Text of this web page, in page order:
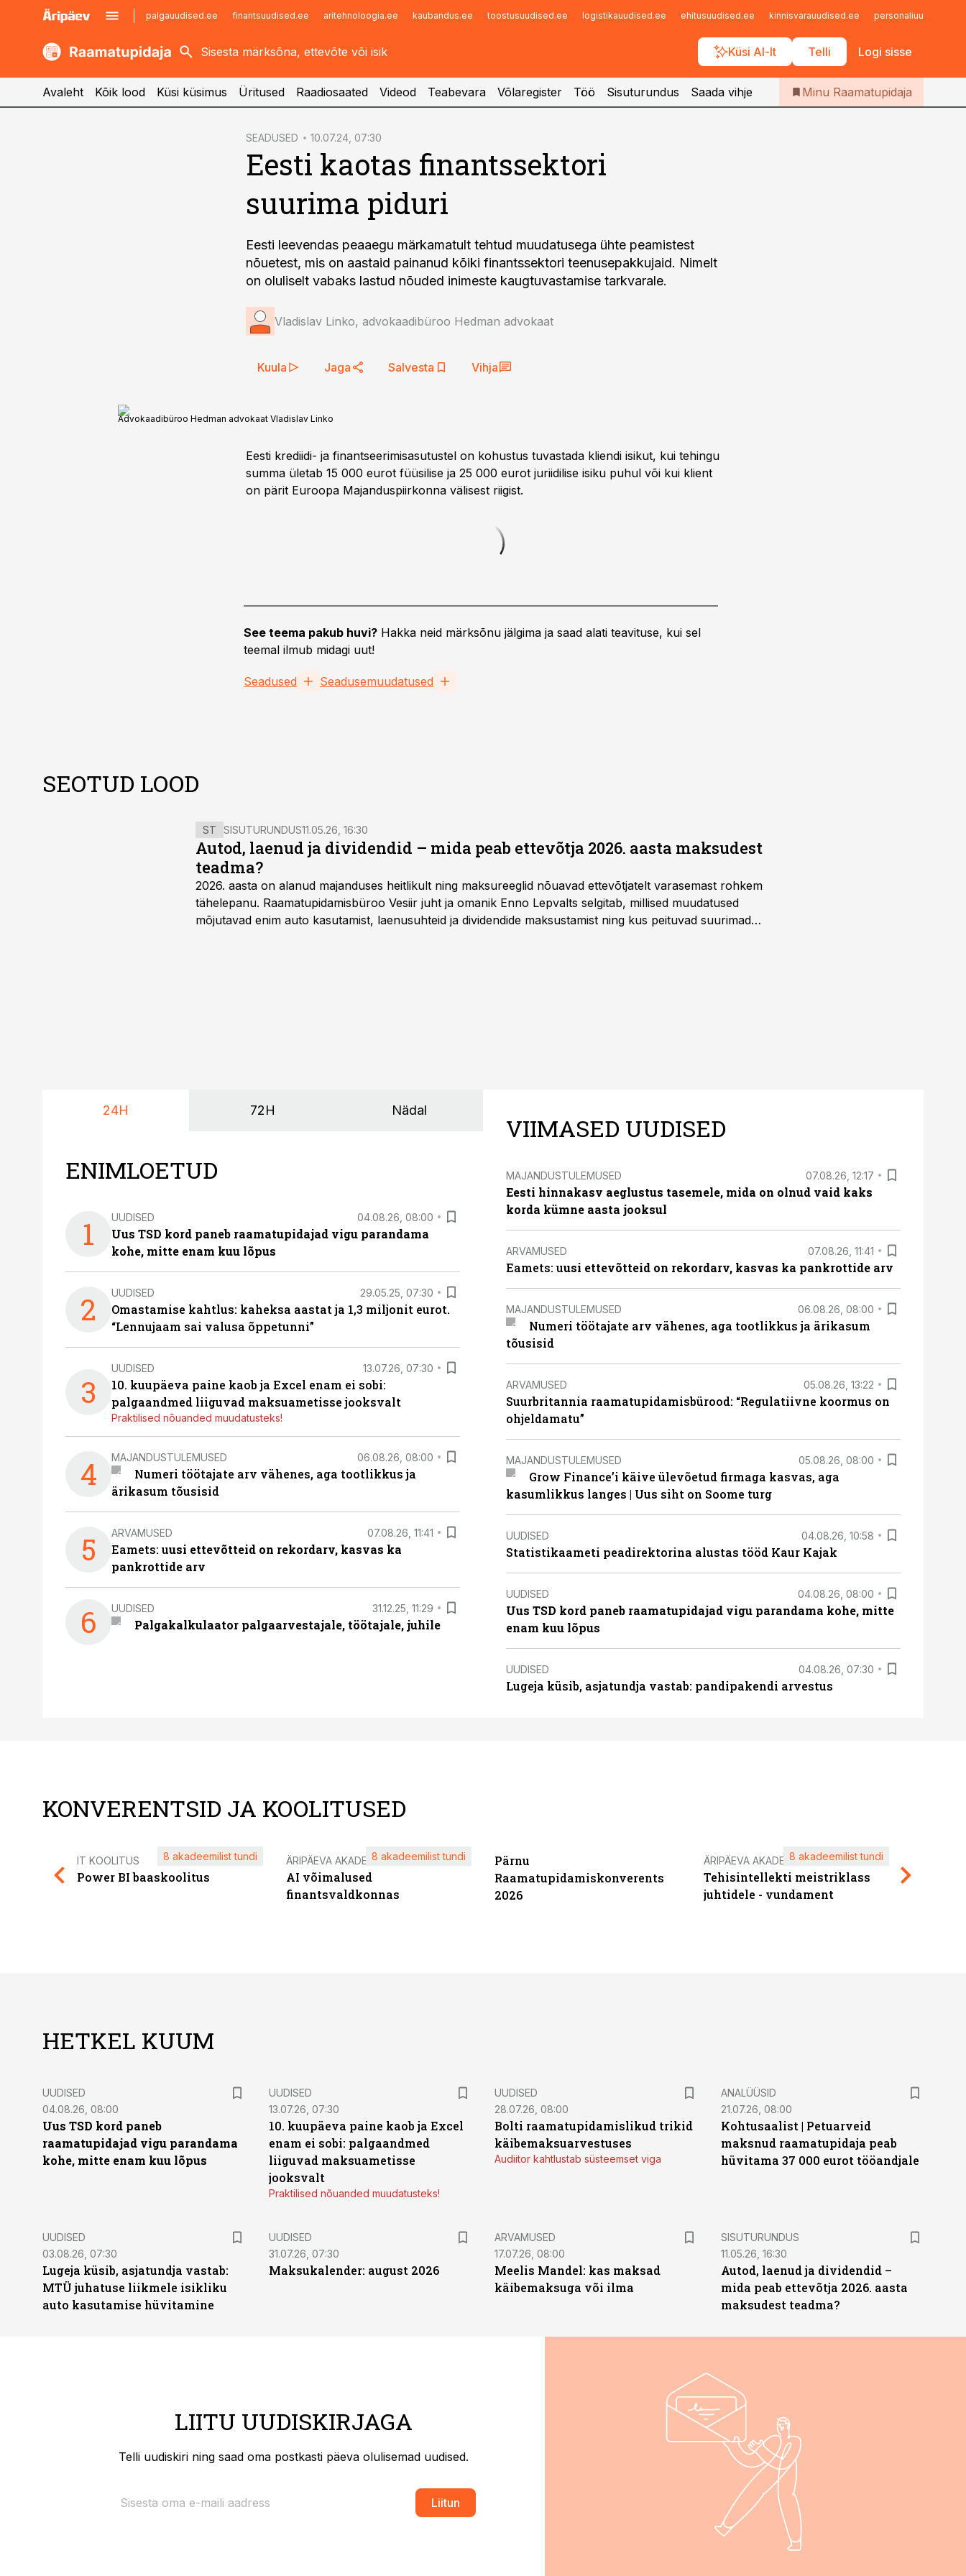
palgauudised.ee finantsuudised.ee aritehnoloogia.ee kaubandus.ee toostusuudised.ee logistikauudised.ee ehitusuudised.ee kinnisvarauudised.ee personaliuudised.ee
Küsi AI-lt Telli Logi sisse
kaubandus.ee
kinnisvarauudised.ee
imelineajalugu.ee
Infopank
Iseteenindus
Telli Raamatupidaja
Avaleht Kõik lood Küsi küsimus Üritused Raadiosaated Videod Teabevara Võlaregister Töö Sisuturundus Saada vihje Minu Raamatupidaja
SEADUSED 10.07.24, 07:30
Eesti kaotas finantssektori
suurima piduri
Eesti leevendas peaaegu märkamatult tehtud muudatusega ühte peamistest
nõuetest, mis on aastaid painanud kõiki finantssektori teenusepakkujaid. Nimelt
on oluliselt vabaks lastud nõuded inimeste kaugtuvastamise tarkvarale.
Vladislav Linko, advokaadibüroo Hedman advokaat
Kuula Jaga Salvesta Vihja
Advokaadibüroo Hedman advokaat Vladislav Linko
Eesti krediidi- ja finantseerimisasutustel on kohustus tuvastada kliendi isikut, kui tehingu
summa ületab 15 000 eurot füüsilise ja 25 000 eurot juriidilise isiku puhul või kui klient
on pärit Euroopa Majanduspiirkonna välisest riigist.
See teema pakub huvi? Hakka neid märksõnu jälgima ja saad alati teavituse, kui sel
teemal ilmub midagi uut!
Seadused Seadusemuudatused
SEOTUD LOOD
ST SISUTURUNDUS11.05.26, 16:30
Autod, laenud ja dividendid – mida peab ettevõtja 2026. aasta maksudest
teadma?
2026. aasta on alanud majanduses heitlikult ning maksureeglid nõuavad ettevõtjatelt varasemast rohkem
tähelepanu. Raamatupidamisbüroo Vesiir juht ja omanik Enno Lepvalts selgitab, millised muudatused
mõjutavad enim auto kasutamist, laenusuhteid ja dividendide maksustamist ning kus peituvad suurimad
24H 72H Nädal
ENIMLOETUD
1 UUDISED 04.08.26, 08:00
Uus TSD kord paneb raamatupidajad vigu parandama
kohe, mitte enam kuu lõpus
2 UUDISED 29.05.25, 07:30
Omastamise kahtlus: kaheksa aastat ja 1,3 miljonit eurot.
“Lennujaam sai valusa õppetunni”
3
UUDISED 13.07.26, 07:30
10. kuupäeva paine kaob ja Excel enam ei sobi:
palgaandmed liiguvad maksuametisse jooksvalt
Praktilised nõuanded muudatusteks!
4 MAJANDUSTULEMUSED 06.08.26, 08:00
Numeri töötajate arv vähenes, aga tootlikkus ja
ärikasum tõusisid
5 ARVAMUSED 07.08.26, 11:41
Eamets: uusi ettevõtteid on rekordarv, kasvas ka
pankrottide arv
6 UUDISED 31.12.25, 11:29
Palgakalkulaator palgaarvestajale, töötajale, juhile
VIIMASED UUDISED
MAJANDUSTULEMUSED 07.08.26, 12:17
Eesti hinnakasv aeglustus tasemele, mida on olnud vaid kaks
korda kümne aasta jooksul
ARVAMUSED 07.08.26, 11:41
Eamets: uusi ettevõtteid on rekordarv, kasvas ka pankrottide arv
MAJANDUSTULEMUSED 06.08.26, 08:00
Numeri töötajate arv vähenes, aga tootlikkus ja ärikasum
tõusisid
ARVAMUSED 05.08.26, 13:22
Suurbritannia raamatupidamisbürood: “Regulatiivne koormus on
ohjeldamatu”
MAJANDUSTULEMUSED 05.08.26, 08:00
Grow Finance’i käive ülevõetud firmaga kasvas, aga
kasumlikkus langes | Uus siht on Soome turg
UUDISED 04.08.26, 10:58
Statistikaameti peadirektorina alustas tööd Kaur Kajak
UUDISED 04.08.26, 08:00
Uus TSD kord paneb raamatupidajad vigu parandama kohe, mitte
enam kuu lõpus
UUDISED 04.08.26, 07:30
Lugeja küsib, asjatundja vastab: pandipakendi arvestus
KONVERENTSID JA KOOLITUSED
IT KOOLITUS
Power BI baaskoolitus
8 akadeemilist tundi ÄRIPÄEVA AKADEEMIA
AI võimalused
finantsvaldkonnas
8 akadeemilist tundi
Pärnu
Raamatupidamiskonverents
2026
ÄRIPÄEVA AKADEEMIA
Tehisintellekti meistriklass
juhtidele - vundament
8 akadeemilist tundi
HETKEL KUUM
UUDISED
04.08.26, 08:00
Uus TSD kord paneb
raamatupidajad vigu parandama
kohe, mitte enam kuu lõpus
UUDISED
13.07.26, 07:30
10. kuupäeva paine kaob ja Excel
enam ei sobi: palgaandmed
liiguvad maksuametisse
jooksvalt
Praktilised nõuanded muudatusteks!
UUDISED
28.07.26, 08:00
Bolti raamatupidamislikud trikid
käibemaksuarvestuses
Audiitor kahtlustab süsteemset viga
ANALÜÜSID
21.07.26, 08:00
Kohtusaalist | Petuarveid
maksnud raamatupidaja peab
hüvitama 37 000 eurot tööandjale
UUDISED
03.08.26, 07:30
Lugeja küsib, asjatundja vastab:
MTÜ juhatuse liikmele isikliku
auto kasutamise hüvitamine
UUDISED
31.07.26, 07:30
Maksukalender: august 2026
ARVAMUSED
17.07.26, 08:00
Meelis Mandel: kas maksad
käibemaksuga või ilma
ST
SISUTURUNDUS
11.05.26, 16:30
Autod, laenud ja dividendid –
mida peab ettevõtja 2026. aasta
maksudest teadma?
LIITU UUDISKIRJAGA
Telli uudiskiri ning saad oma postkasti päeva olulisemad uudised.
Liitun